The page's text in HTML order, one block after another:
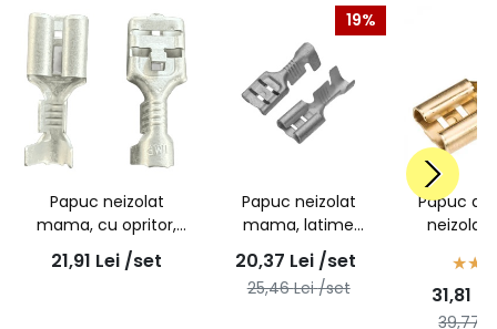
Papuc neizolat
mama, cu opritor,
latime 6,3mm, fir de
2,5mmp, cupru
21,91 Lei /set
19%
Papuc neizolat
mama, latime
6,3mm, fir de
2,5mmp, cupru
electrolitic -
20,37 Lei /set
25,46Lei /set
Papuc
fir de
31,81
39,77